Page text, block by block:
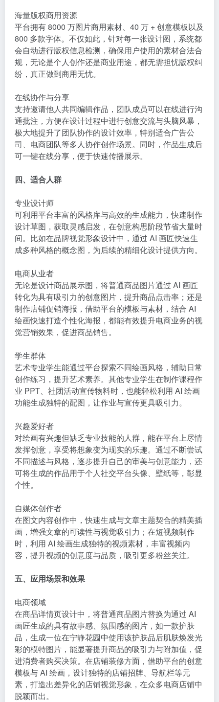
海量版权商用资源
平台拥有 8000 万图片商用素材、40 万 + 创意模板以及
800 多款字体。不仅如此，针对每一张设计图，系统都
会自动进行版权信息检测，确保用户使用的素材合法合
规，无论是个人创作还是商业用途，都无需担忧版权纠
纷，真正做到商用无忧。
在线协作与分享
支持邀请他人共同编辑作品，团队成员可以在线进行沟
通批注，方便在设计过程中进行创意交流与头脑风暴，
极大地提升了团队协作的设计效率，特别适合广告公
司、电商团队等多人协作创作场景。同时，作品生成后
可一键在线分享，便于快速传播展示。
四、适合人群
专业设计师
可利用平台丰富的风格库与高效的生成能力，快速制作
设计草图，获取灵感启发，在创意构思阶段节省大量时
间。比如在品牌视觉形象设计中，通过 AI 画匠快速生
成多种风格的概念图，为后续的精细化设计提供方向。
电商从业者
无论是设计商品展示图，将普通商品图片通过 AI 画匠
转化为具有吸引力的创意图片，提升商品点击率；还是
制作店铺促销海报，借助平台的模板与素材，结合 AI
绘画快速打造个性化海报，都能有效提升电商业务的视
觉营销效果，促进商品销售。
学生群体
艺术专业学生能通过平台探索不同绘画风格，辅助日常
创作练习，提升艺术素养。其他专业学生在制作课程作
业 PPT、社团活动宣传物料时，也能轻松利用 AI 绘画
功能生成独特的配图，让作业与宣传更具吸引力。
兴趣爱好者
对绘画有兴趣但缺乏专业技能的人群，能在平台上尽情
发挥创意，享受将想象变为现实的乐趣。通过不断尝试
不同描述与风格，逐步提升自己的审美与创意能力，还
可将生成的作品用于个人社交平台头像、壁纸等，彰显
个性。
自媒体创作者
在图文内容创作中，快速生成与文章主题契合的精美插
画，增强文章的可读性与视觉吸引力；在短视频制作
时，利用 AI 绘画生成独特的视频素材，丰富视频内
容，提升视频的创意度与品质，吸引更多粉丝关注。
五、应用场景和效果
电商领域
在商品详情页设计中，将普通商品图片替换为通过 AI
画匠生成的具有故事感、氛围感的图片，如一款护肤
品，生成一位在宁静花园中使用该护肤品后肌肤焕发光
彩的模特图片，能显著提升商品的吸引力与附加值，促
进消费者购买决策。在店铺装修方面，借助平台的创意
模板与 AI 绘画，设计独特的店铺招牌、导航栏等元
素，打造出差异化的店铺视觉形象，在众多电商店铺中
脱颖而出。